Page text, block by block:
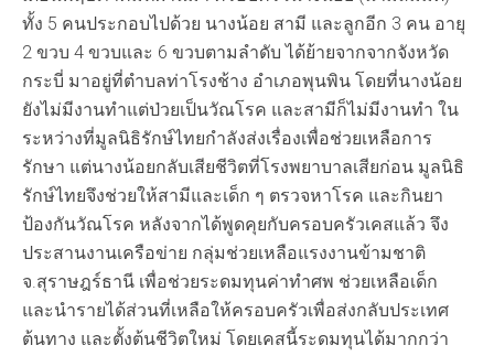
ทั้ง 5 คนประกอบไปด้วย นางน้อย สามี และลูกอีก 3 คน อายุ
2 ขวบ 4 ขวบและ 6 ขวบตามลำดับ ได้ย้ายจากจากจังหวัด
กระบี่ มาอยู่ที่ตำบลท่าโรงช้าง อำเภอพุนพิน โดยที่นางน้อย
ยังไม่มีงานทำแต่ป่วยเป็นวัณโรค และสามีก็ไม่มีงานทำ ใน
ระหว่างที่มูลนิธิรักษ์ไทยกำลังส่งเรื่องเพื่อช่วยเหลือการ
รักษา แต่นางน้อยกลับเสียชีวิตที่โรงพยาบาลเสียก่อน มูลนิธิ
รักษ์ไทยจึงช่วยให้สามีและเด็ก ๆ ตรวจหาโรค และกินยา
ป้องกันวัณโรค หลังจากได้พูดคุยกับครอบครัวเคสแล้ว จึง
ประสานงานเครือข่าย กลุ่มช่วยเหลือแรงงานข้ามชาติ
จ.สุราษฎร์ธานี เพื่อช่วยระดมทุนค่าทำศพ ช่วยเหลือเด็ก
และนำรายได้ส่วนที่เหลือให้ครอบครัวเพื่อส่งกลับประเทศ
ต้นทาง และตั้งต้นชีวิตใหม่ โดยเคสนี้ระดมทุนได้มากกว่า